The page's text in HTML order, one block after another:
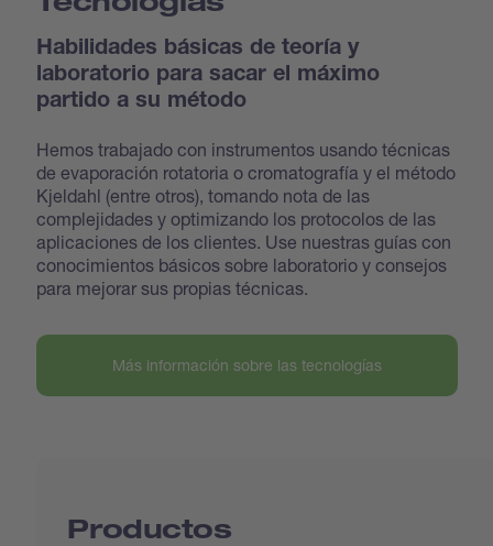
Habilidades básicas de teoría y
laboratorio para sacar el máximo
partido a su método
Hemos trabajado con instrumentos usando técnicas
de evaporación rotatoria o cromatografía y el método
Kjeldahl (entre otros), tomando nota de las
complejidades y optimizando los protocolos de las
aplicaciones de los clientes. Use nuestras guías con
conocimientos básicos sobre laboratorio y consejos
para mejorar sus propias técnicas.
Más información sobre las tecnologías
Productos